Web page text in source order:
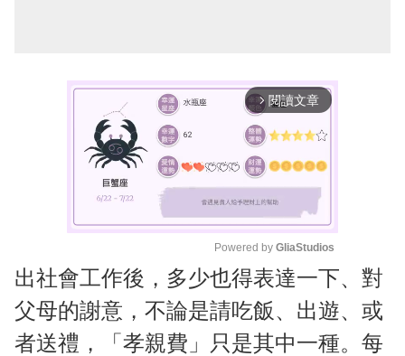
arrow_forward_ios 閱讀文章
M
t
e
Powered by GliaStudios
出社會工作後，多少也得表達一下、對
父母的謝意，不論是請吃飯、出遊、或
者送禮，「孝親費」只是其中一種。每